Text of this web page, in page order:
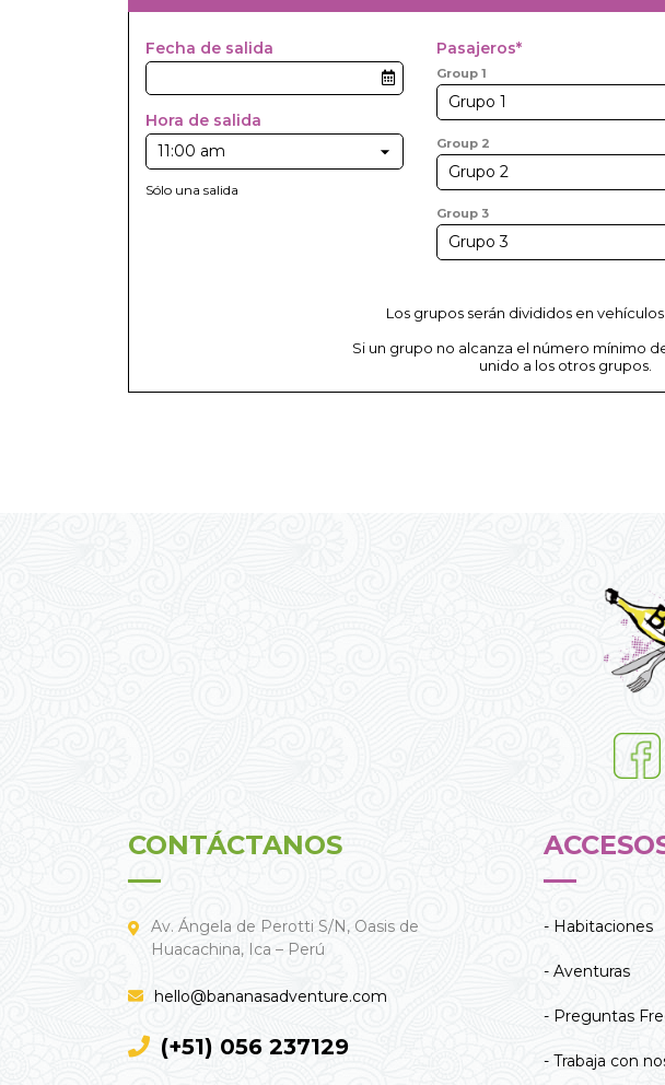
Fecha de salida
Hora de salida
Sólo una salida
Pasajeros*
Group 1
Group 2
Group 3
Los grupos serán divididos en
Si un grupo no alcanza el número mínimo
unido a los otros grupos.
CONTÁCTANOS
Av. Ángela de Perotti S/N, Oasis de
Huacachina, Ica – Perú
hello@bananasadventure.com
(+51) 056 237129
- Habitaciones
- Aventuras
- Preguntas
- Trabaja con